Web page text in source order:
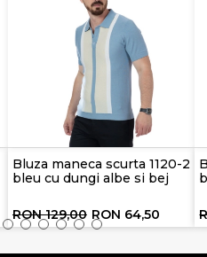
Bluza maneca scurta 1120-2
bleu cu dungi albe si bej
RON 129,00 RON 64,50